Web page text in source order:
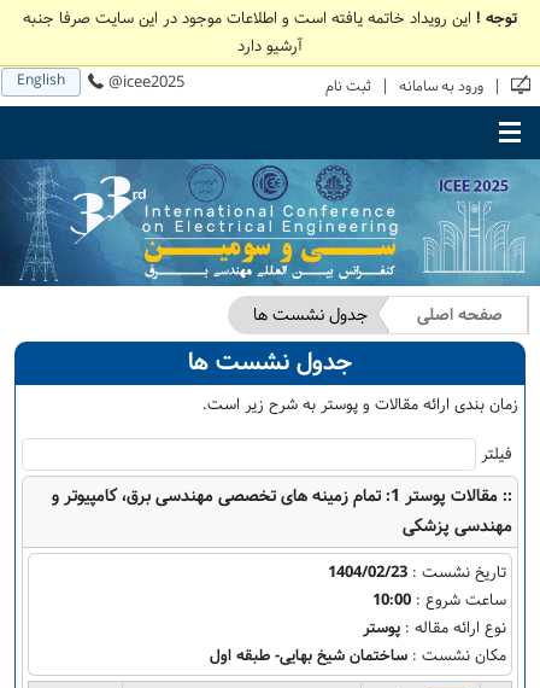
توجه ! این رویداد خاتمه یافته است و اطلاعات موجود در این سایت صرفا جنبه
آرشیو دارد
English @icee2025 | ورود به سامانه | ثبت نام
صفحه اصلی جدول نشست ها
جدول نشست ها
زمان بندی ارائه مقالات و پوستر به شرح زیر است.
فیلتر
:: مقالات پوستر 1: تمام زمینه های تخصصی مهندسی برق، کامپیوتر و
مهندسی پزشکی
تاریخ نشست : 1404/02/23
ساعت شروع : 10:00
نوع ارائه مقاله : پوستر
مکان نشست : ساختمان شیخ بهایی- طبقه اول